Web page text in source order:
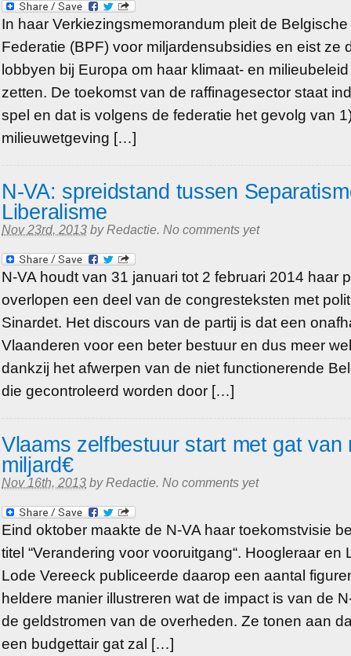
In haar Verkiezingsmemorandum pleit de
Federatie (BPF) voor miljardensubsidies en eist ze
lobbyen bij Europa om haar klimaat- en
zetten. De toekomst van de raffinagesector staat
spel en dat is volgens de federatie het gevolg van
milieuwetgeving […]
N-VA: spreidstand tussen
Liberalisme
Nov 23rd, 2013 byRedactie. No comments yet
N-VA houdt van 31 januari tot 2 februari 2014 haar
overlopen een deel van de congresteksten met
Sinardet. Het discours van de partij is dat een
Vlaanderen voor een beter bestuur en dus meer
dankzij het afwerpen van de niet functionerende
die gecontroleerd worden door […]
Vlaams zelfbestuur start met gat van
miljard€
Nov 16th, 2013 byRedactie. No comments yet
Eind oktober maakte de N-VA haar toekomstvisie
titel “Verandering voor vooruitgang“. Hoogleraar en
Lode Vereeck publiceerde daarop een aantal
heldere manier illustreren wat de impact is van de
de geldstromen van de overheden. Ze tonen aan
een budgettair gat zal […]